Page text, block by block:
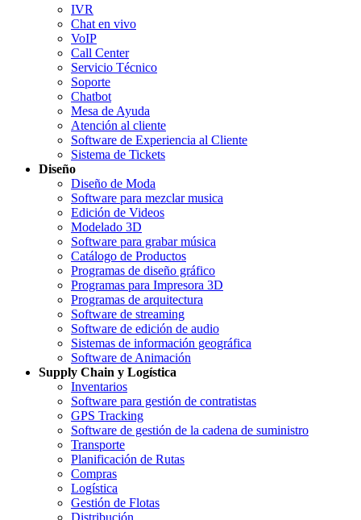
IVR
Chat en vivo
VoIP
Call Center
Servicio Técnico
Soporte
Chatbot
Mesa de Ayuda
Atención al cliente
Software de Experiencia al Cliente
Sistema de Tickets
Diseño
Diseño de Moda
Software para mezclar musica
Edición de Videos
Modelado 3D
Software para grabar música
Catálogo de Productos
Programas de diseño gráfico
Programas para Impresora 3D
Programas de arquitectura
Software de streaming
Software de edición de audio
Sistemas de información geográfica
Software de Animación
Supply Chain y Logística
Inventarios
Software para gestión de contratistas
GPS Tracking
Software de gestión de la cadena de suministro
Transporte
Planificación de Rutas
Compras
Logística
Gestión de Flotas
Distribución